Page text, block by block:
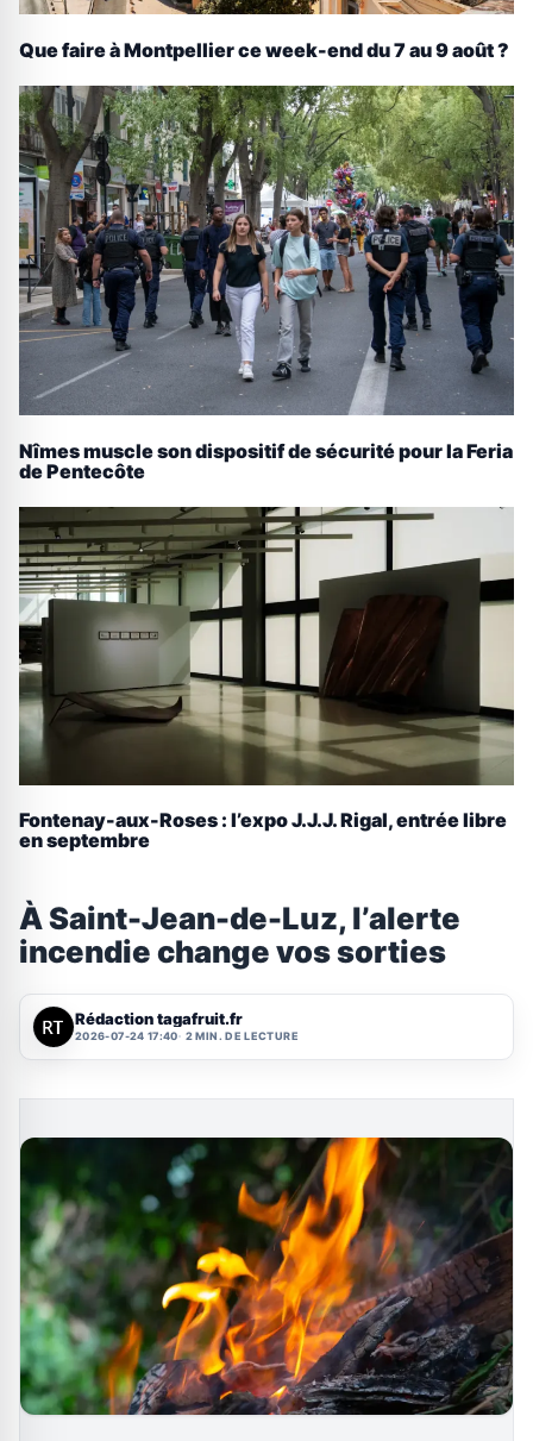
Que faire à Montpellier ce week-end du 7 au 9 août ?
Nîmes muscle son dispositif de sécurité pour la Feria
de Pentecôte
Fontenay-aux-Roses : l’expo J.J.J. Rigal, entrée libre
en septembre
À Saint-Jean-de-Luz, l’alerte
incendie change vos sorties
Rédaction tagafruit.fr
2026-07-24 17:40 2 MIN. DE LECTURE